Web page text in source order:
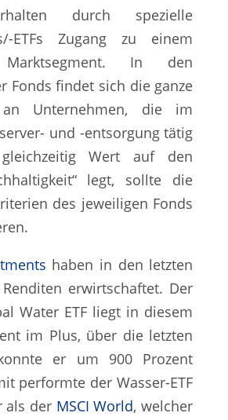
durch spezielle
ETFs Zugang zu einem
Marktsegment. In den
Fonds findet sich die ganze
an Unternehmen, die im
und -entsorgung tätig
Wert auf den
legt, sollte die
des jeweiligen Fonds
haben in den letzten
Renditen erwirtschaftet. Der
Water ETF liegt in diesem
im Plus, über die letzten
er um 900 Prozent
performte der Wasser-ETF
als der MSCI World, welcher